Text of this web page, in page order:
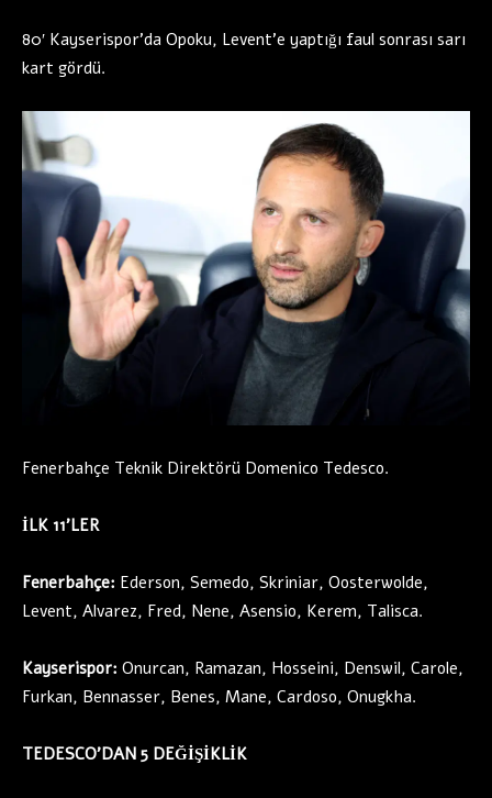
80′ Kayserispor’da Opoku, Levent’e yaptığı faul sonrası sarı
kart gördü.
Fenerbahçe Teknik Direktörü Domenico Tedesco.
İLK 11’LER
Fenerbahçe: Ederson, Semedo, Skriniar, Oosterwolde,
Levent, Alvarez, Fred, Nene, Asensio, Kerem, Talisca.
Kayserispor: Onurcan, Ramazan, Hosseini, Denswil, Carole,
Furkan, Bennasser, Benes, Mane, Cardoso, Onugkha.
TEDESCO’DAN 5 DEĞİŞİKLİK